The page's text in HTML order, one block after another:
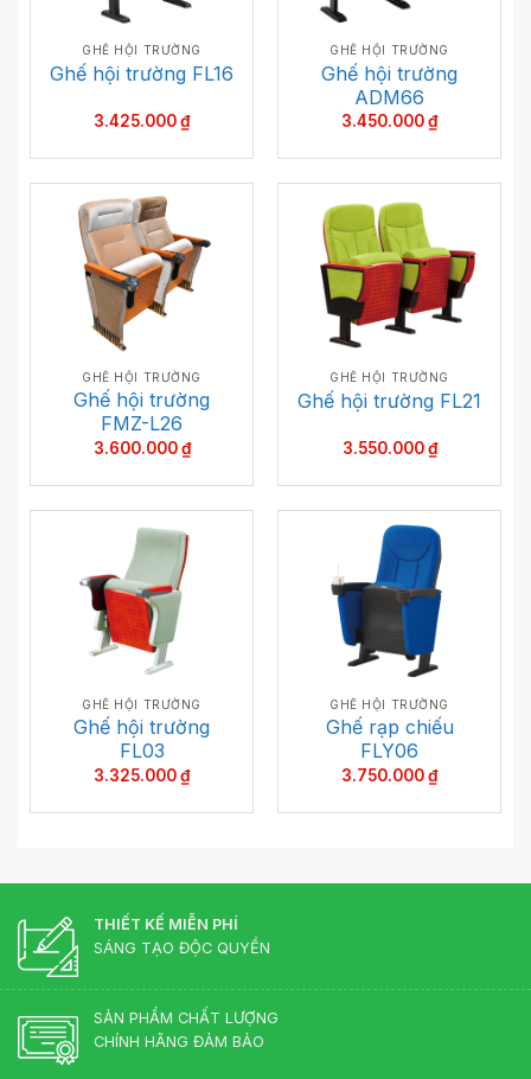
GHẾ HỘI TRƯỜNG
Ghế hội trường FL16
3.425.000₫
GHẾ HỘI TRƯỜNG
Ghế hội trường
ADM66
3.450.000₫
GHẾ HỘI TRƯỜNG
Ghế hội trường
FMZ-L26
3.600.000₫
GHẾ HỘI TRƯỜNG
Ghế hội trường FL21
3.550.000₫
GHẾ HỘI TRƯỜNG
Ghế hội trường
FL03
3.325.000₫
GHẾ HỘI TRƯỜNG
Ghế rạp chiếu
FLY06
3.750.000₫
THIẾT KẾ MIỄN PHÍ
SÁNG TẠO ĐỘC QUYỀN
SẢN PHẨM CHẤT LƯỢNG
CHÍNH HÃNG ĐẢM BẢO